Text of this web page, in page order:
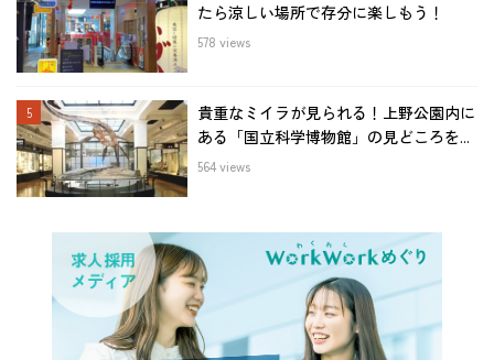
たら涼しい場所で存分に楽しもう！
578 views
貴重なミイラが見られる！上野公園内に
ある「国立科学博物館」の見どころを...
564 views